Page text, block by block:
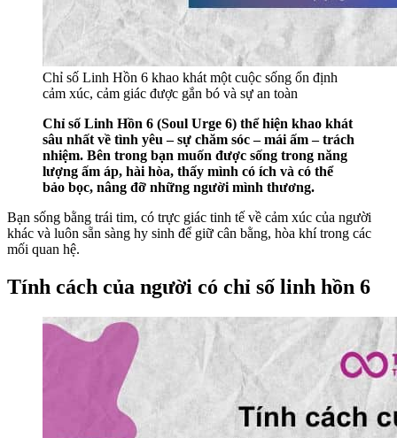
Chỉ số Linh Hồn 6 khao khát một cuộc sống ổn định
cảm xúc, cảm giác được gắn bó và sự an toàn
Chỉ số Linh Hồn 6 (Soul Urge 6) thể hiện khao khát
sâu nhất về tình yêu – sự chăm sóc – mái ấm – trách
nhiệm. Bên trong bạn muốn được sống trong năng
lượng ấm áp, hài hòa, thấy mình có ích và có thể
bảo bọc, nâng đỡ những người mình thương.
Bạn sống bằng trái tim, có trực giác tinh tế về cảm xúc của người
khác và luôn sẵn sàng hy sinh để giữ cân bằng, hòa khí trong các
mối quan hệ.
Tính cách của người có chỉ số linh hồn 6